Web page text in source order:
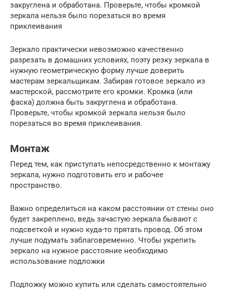
закруглена и обработана. Проверьте, чтобы кромкой
зеркала нельзя было порезаться во время
приклеивания
Зеркало практически невозможно качественно
разрезать в домашних условиях, поэту резку зеркала в
нужную геометрическую форму лучше доверить
мастерам зеркальщикам. Забирая готовое зеркало из
мастерской, рассмотрите его кромки. Кромка (или
фаска) должна быть закруглена и обработана.
Проверьте, чтобы кромкой зеркала нельзя было
порезаться во время приклеивания.
Монтаж
Перед тем, как приступать непосредственно к монтажу
зеркала, нужно подготовить его и рабочее
пространство.
Важно определиться на каком расстоянии от стены оно
будет закреплено, ведь зачастую зеркала бывают с
подсветкой и нужно куда-то прятать провод. Об этом
лучше подумать заблаговременно. Чтобы укрепить
зеркало на нужное расстояние необходимо
использование подложки
Подложку можно купить или сделать самостоятельно